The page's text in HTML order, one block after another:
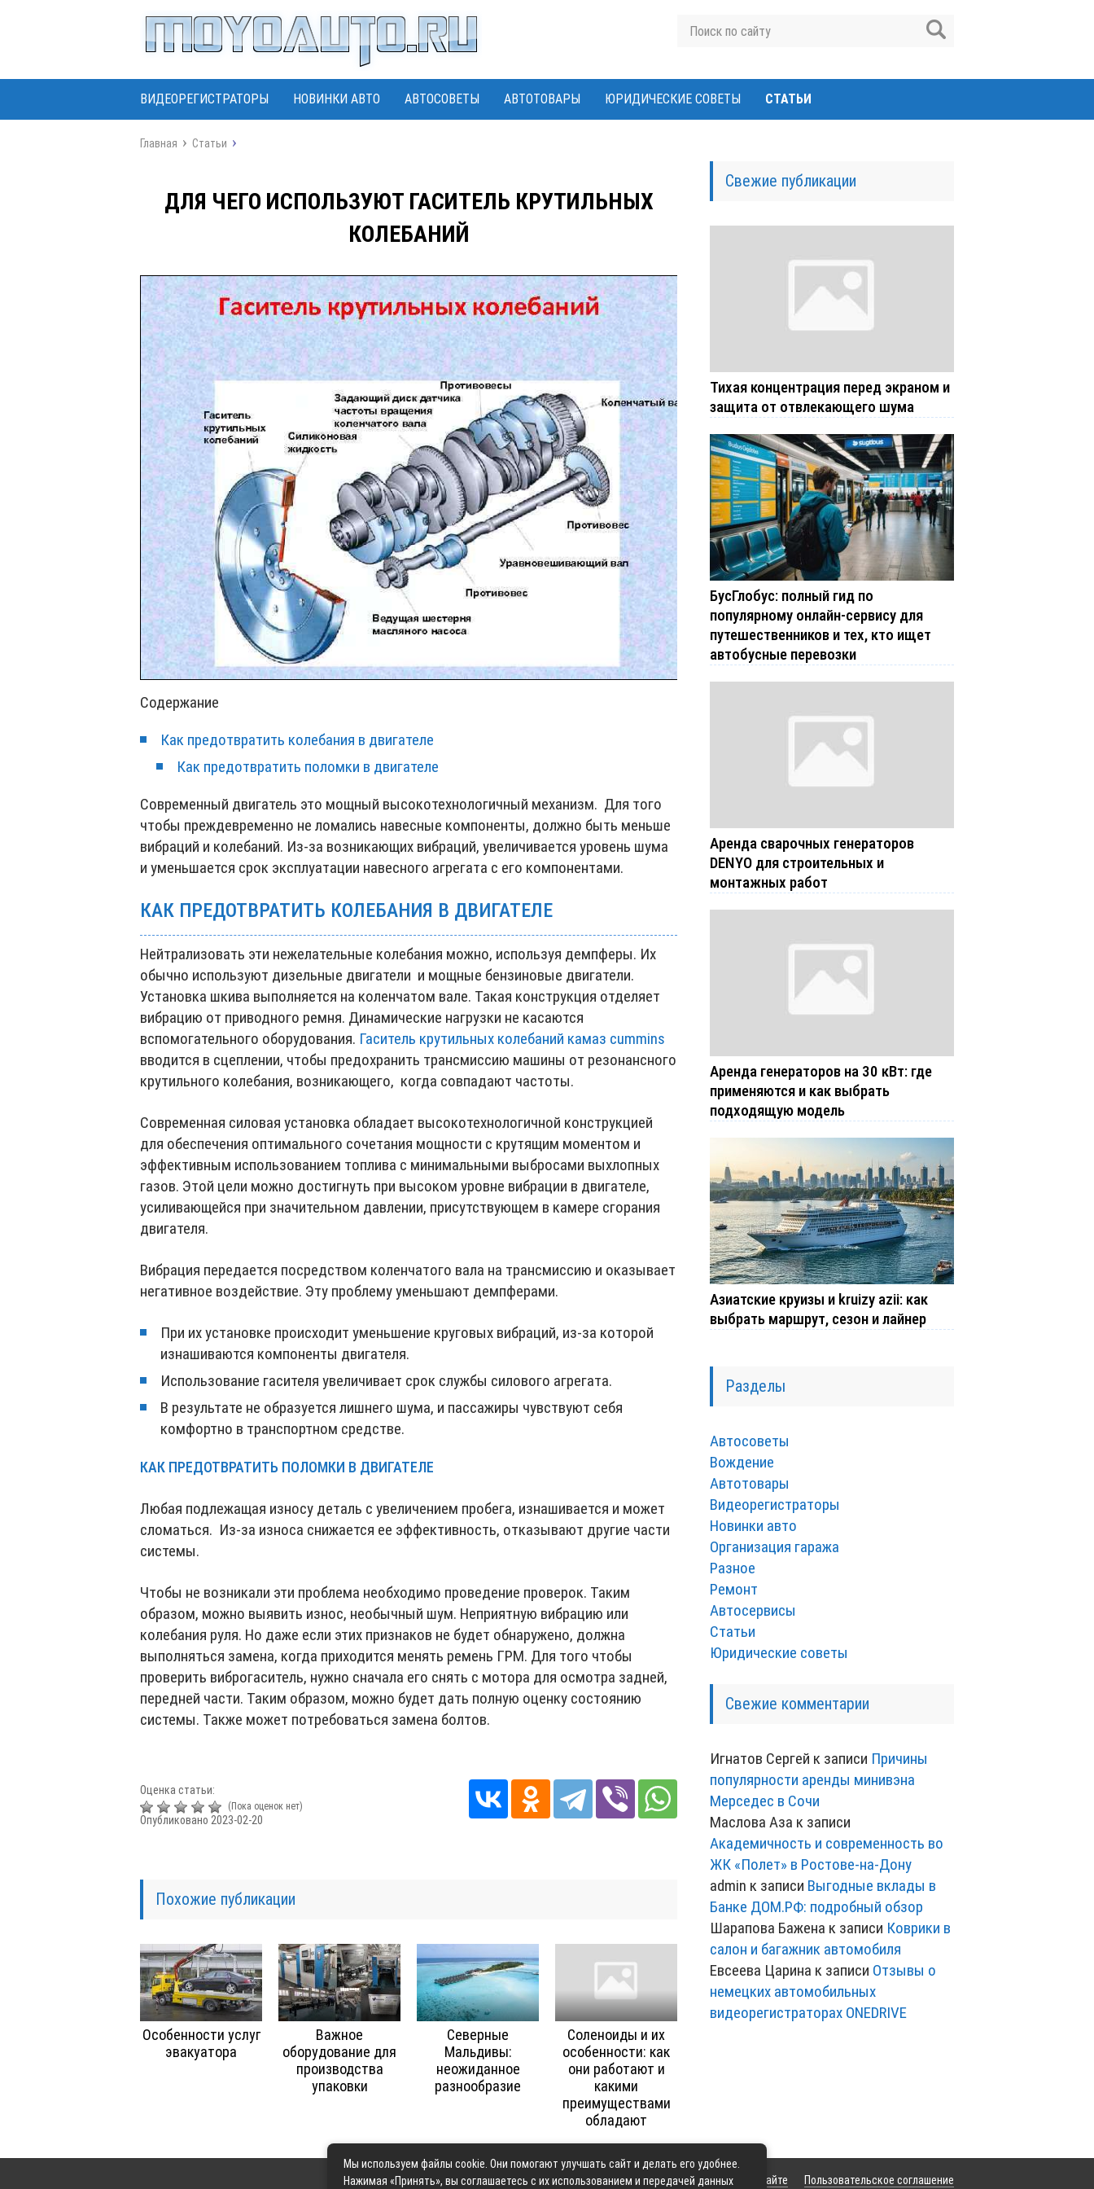
ВИДЕОРЕГИСТРАТОРЫ НОВИНКИ АВТО АВТОСОВЕТЫ АВТОТОВАРЫ ЮРИДИЧЕСКИЕ СОВЕТЫ СТАТЬИ
Главная Статьи
ДЛЯ ЧЕГО ИСПОЛЬЗУЮТ ГАСИТЕЛЬ КРУТИЛЬНЫХ
КОЛЕБАНИЙ
Содержание
Как предотвратить колебания в двигателе
Как предотвратить поломки в двигателе
Современный двигатель это мощный высокотехнологичный механизм. Для того
чтобы преждевременно не ломались навесные компоненты, должно быть меньше
вибраций и колебаний. Из-за возникающих вибраций, увеличивается уровень шума
и уменьшается срок эксплуатации навесного агрегата с его компонентами.
КАК ПРЕДОТВРАТИТЬ КОЛЕБАНИЯ В ДВИГАТЕЛЕ
Нейтрализовать эти нежелательные колебания можно, используя демпферы. Их
обычно используют дизельные двигатели и мощные бензиновые двигатели.
Установка шкива выполняется на коленчатом вале. Такая конструкция отделяет
вибрацию от приводного ремня. Динамические нагрузки не касаются
вспомогательного оборудования. Гаситель крутильных колебаний камаз cummins
вводится в сцеплении, чтобы предохранить трансмиссию машины от резонансного
крутильного колебания, возникающего, когда совпадают частоты.
Современная силовая установка обладает высокотехнологичной конструкцией
для обеспечения оптимального сочетания мощности с крутящим моментом и
эффективным использованием топлива с минимальными выбросами выхлопных
газов. Этой цели можно достигнуть при высоком уровне вибрации в двигателе,
усиливающейся при значительном давлении, присутствующем в камере сгорания
двигателя.
Вибрация передается посредством коленчатого вала на трансмиссию и оказывает
негативное воздействие. Эту проблему уменьшают демпферами.
При их установке происходит уменьшение круговых вибраций, из-за которой
изнашиваются компоненты двигателя.
Использование гасителя увеличивает срок службы силового агрегата.
В результате не образуется лишнего шума, и пассажиры чувствуют себя
комфортно в транспортном средстве.
КАК ПРЕДОТВРАТИТЬ ПОЛОМКИ В ДВИГАТЕЛЕ
Любая подлежащая износу деталь с увеличением пробега, изнашивается и может
сломаться. Из-за износа снижается ее эффективность, отказывают другие части
системы.
Чтобы не возникали эти проблема необходимо проведение проверок. Таким
образом, можно выявить износ, необычный шум. Неприятную вибрацию или
колебания руля. Но даже если этих признаков не будет обнаружено, должна
выполняться замена, когда приходится менять ремень ГРМ. Для того чтобы
проверить виброгаситель, нужно сначала его снять с мотора для осмотра задней,
передней части. Таким образом, можно будет дать полную оценку состоянию
системы. Также может потребоваться замена болтов.
Оценка статьи:
(Пока оценок нет)
Опубликовано 2023-02-20
Похожие публикации
Особенности услуг
эвакуатора
Важное
оборудование для
производства
упаковки
Северные
Мальдивы:
неожиданное
разнообразие
Соленоиды и их
особенности: как
они работают и
какими
преимуществами
обладают
Свежие публикации
Тихая концентрация перед экраном и
защита от отвлекающего шума
БусГлобус: полный гид по
популярному онлайн-сервису для
путешественников и тех, кто ищет
автобусные перевозки
Аренда сварочных генераторов
DENYO для строительных и
монтажных работ
Аренда генераторов на 30 кВт: где
применяются и как выбрать
подходящую модель
Азиатские круизы и kruizy azii: как
выбрать маршрут, сезон и лайнер
Разделы
Автосоветы
Вождение
Автотовары
Видеорегистраторы
Новинки авто
Организация гаража
Разное
Ремонт
Автосервисы
Статьи
Юридические советы
Свежие комментарии
Игнатов Сергей к записи Причины
популярности аренды минивэна
Мерседес в Сочи
Маслова Аза к записи
Академичность и современность во
ЖК «Полет» в Ростове-на-Дону
admin к записи Выгодные вклады в
Банке ДОМ.РФ: подробный обзор
Шарапова Бажена к записи Коврики в
салон и багажник автомобиля
Евсеева Царина к записи Отзывы о
немецких автомобильных
видеорегистраторах ONEDRIVE
Контакты Карта сайта О сайте Пользовательское соглашение
Мы используем файлы cookie. Они помогают улучшать сайт и делать его удобнее.
Нажимая «Принять», вы соглашаетесь с их использованием и передачей данных